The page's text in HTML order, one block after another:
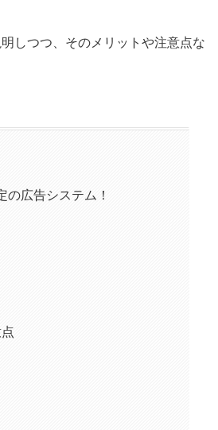
しつつ、そのメリットや注意点な
の広告システム！